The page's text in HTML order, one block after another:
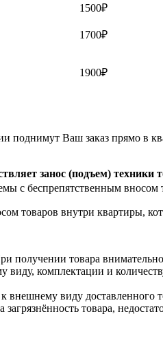
1500₽
1700₽
1900₽
поднимут Ваш заказ прямо в
занос (подъем) техники
с беспрепятственным
товаров внутри квартиры,
получении товара
комплектации и
внешнему виду доставленного
загрязнённость товара,